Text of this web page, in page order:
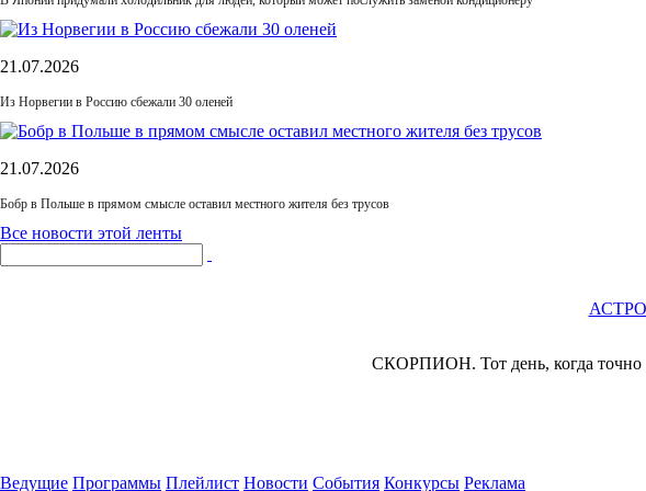
21.07.2026
Из Норвегии в Россию сбежали 30 оленей
21.07.2026
Бобр в Польше в прямом смысле оставил местного жителя без трусов
Все новости этой ленты
СКОРПИОН. Тот день, когда
Ведущие Программы Плейлист Новости События Конкурсы Реклама